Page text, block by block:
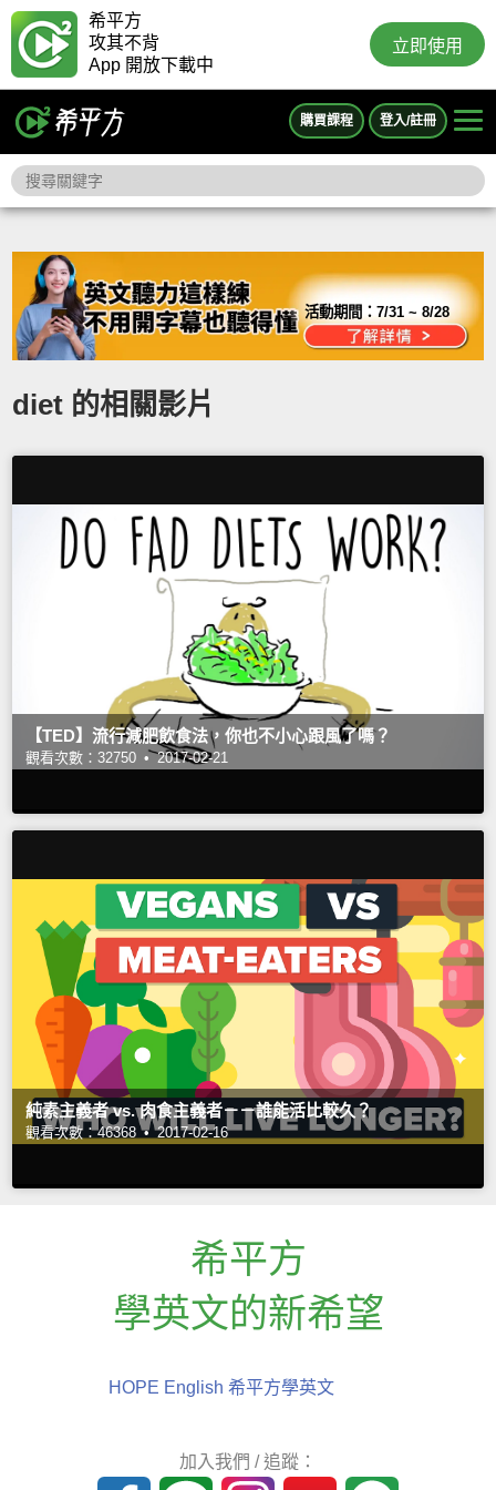
希平方
攻其不背
App 開放下載中
立即使用
購買課程 登入/註冊
活動期間：7/31 ~ 8/28
diet 的相關影片
【TED】流行減肥飲食法，你也不小心跟風了嗎？
觀看次數：32750 • 2017-02-21
純素主義者 vs. 肉食主義者－－誰能活比較久？
觀看次數：46368 • 2017-02-16
希平方
學英文的新希望
HOPE English 希平方學英文
加入我們 / 追蹤：